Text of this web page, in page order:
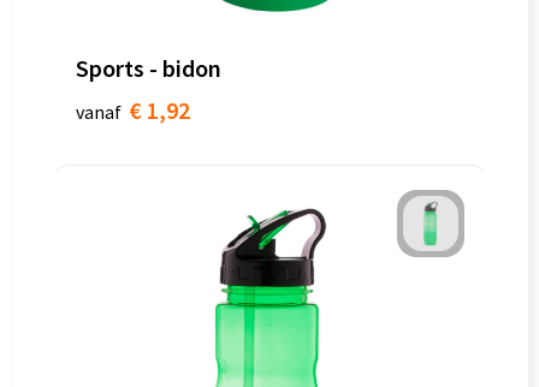
Sports - bidon
vanaf € 1,92